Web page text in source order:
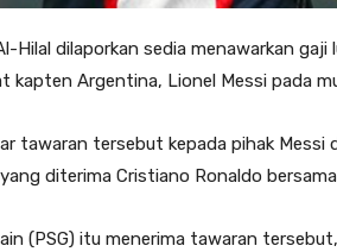
Hilal dilaporkan sedia menawarkan
kapten Argentina, Lionel Messi pada
tawaran tersebut kepada pihak Messi
diterima Cristiano Ronaldo
(PSG) itu menerima ta­waran